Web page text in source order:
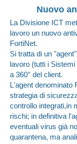
Nuovo
La Divisione ICT
lavoro un nuovo
FortiNet.
Si tratta di un
lavoro (tutti i
a 360° del client.
L'agent denominato
strategia di
controllo integrati,in
rischi; in definitiva
eventuali virus già
quarantena, ma